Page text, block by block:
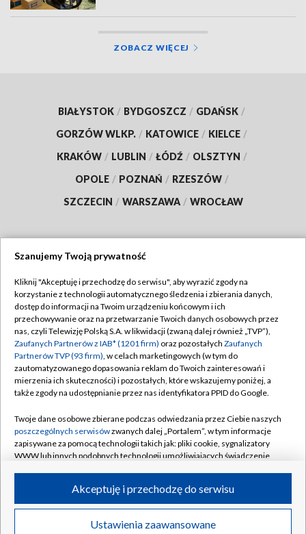
ZOBACZ WIĘCEJ
BIAŁYSTOK / BYDGOSZCZ / GDAŃSK /
GORZÓW WLKP. / KATOWICE / KIELCE /
KRAKÓW / LUBLIN / ŁÓDŹ / OLSZTYN /
OPOLE / POZNAŃ / RZESZÓW /
SZCZECIN / WARSZAWA / WROCŁAW
TVP
Abonament TVP
Emisja w TVP
Centrum informacji TVP
Naziemna Telewizja Cyfrowa
Rada Programowa
System NOS
Informacje o nadawcy
Program dla prasy
Regulamin TVP
Polityka prywatności
Moje zgody
Pomoc
Kontakt
Kanały
©2026 Telewizja Polska S.A. w likwidacji
Szanujemy Twoją prywatność
Kliknij "Akceptuję i przechodzę do serwisu", aby wyrazić zgody na
korzystanie z technologii automatycznego śledzenia i zbierania danych,
dostęp do informacji na Twoim urządzeniu końcowym i ich
przechowywanie oraz na przetwarzanie Twoich danych osobowych przez
nas, czyli Telewizję Polską S.A. w likwidacji (zwaną dalej również „TVP”),
Zaufanych Partnerów z IAB* (1201 firm) oraz pozostałych Zaufanych
Partnerów TVP (93 firm), w celach marketingowych (w tym do
zautomatyzowanego dopasowania reklam do Twoich zainteresowań i
mierzenia ich skuteczności) i pozostałych, które wskazujemy poniżej, a
także zgody na udostępnianie przez nas identyfikatora PPID do Google.
Twoje dane osobowe zbierane podczas odwiedzania przez Ciebie naszych
poszczególnych serwisówzwanych dalej „Portalem”, w tym informacje
zapisywane za pomocą technologii takich jak: pliki cookie, sygnalizatory
WWW lub innych podobnych technologii umożliwiających świadczenie
ruchu w Internecie.
Twoje dane osobowe zbierane podczas odwiedzania przez Ciebie
poszczególnych serwisówna Portalu, takie jak adresy IP, identyfikatory
Ustawienia zaawansowane
Akceptuję i przechodzę do serwisu